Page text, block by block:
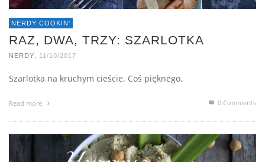
NERDY COOKIN'
RAZ, DWA, TRZY: SZARLOTKA
NERDY 11/10/2017
Szarlotka na kruchym cieście. Coś pięknego.
Read more 0 Comments